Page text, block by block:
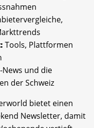
Tools, Plattformen
und die
der Schweiz
bietet einen
Newsletter, damit